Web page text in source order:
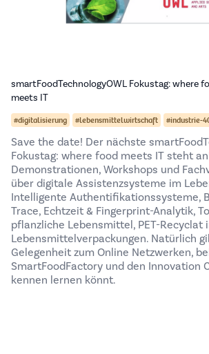
smartFoodTechnologyOWL Fokustag: where
meets IT
#digitalisierung #lebensmittelwirtschaft #industrie-
Save the date! Der nächste
Fokustag: where food meets IT steht
Demonstrationen, Workshops und
über digitale Assistenzsysteme im
Intelligente Authentifikationssysteme,
Trace, Echtzeit & Fingerprint-Analytik,
pflanzliche Lebensmittel, PET-Recyclat
Lebensmittelverpackungen. Natürlich
Gelegenheit zum Online Netzwerken,
SmartFoodFactory und den Innovation
kennen lernen könnt.